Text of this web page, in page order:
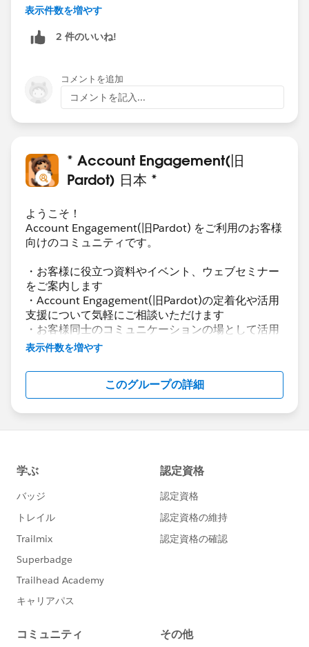
配信するときに、「このテンプレだとこっちのドメイン
みたいなことができるとよいなあと思いました。
表示件数を増やす
2 件のいいね!
コメントを追加
コメントを記入...
* Account Engagement(旧
Pardot) 日本 *
ようこそ！
Account Engagement(旧Pardot) をご利用のお客様
向けのコミュニティです。
・お客様に役立つ資料やイベント、ウェブセミナー
をご案内します
・Account Engagement(旧Pardot)の定着化や活用
支援について気軽にご相談いただけます
・お客様同士のコミュニケーションの場として活用
いただけます
Account Engagement(旧Pardot)に関する総合コミ
ュニティとしてお役立てください！
https://www.salesforce.com/jp/products/pardot
/overview
このグループは株式会社セールスフォース・ジャパ
ンの社員によって管理、運営されています。
「Trailblazer Community オンライン行動規範」に
https://trailhead.salesforce.com/ja/trailblazerco
mmunity/code-of-conduct
このグループ内での発言はForward Looking
http://investor.salesforce.com/about-
statements/default.aspx
表示件数を増やす
このグループの詳細